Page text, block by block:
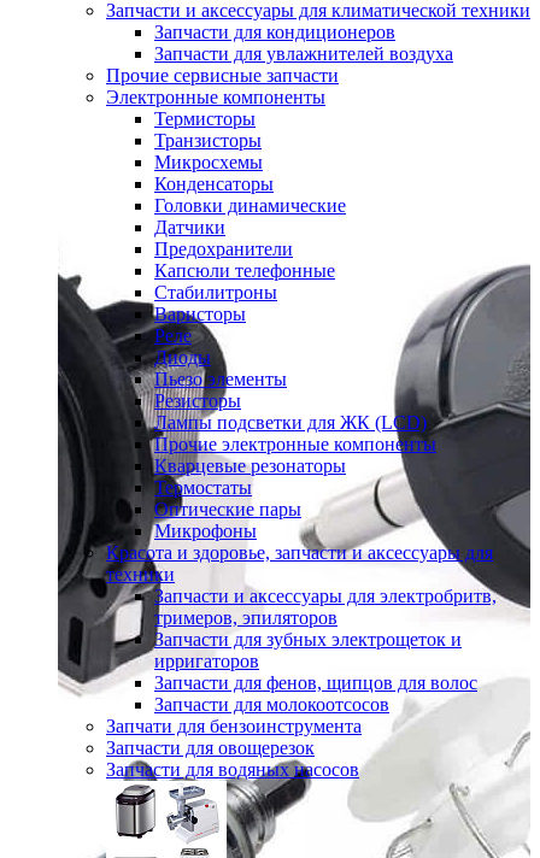
Запчасти и аксессуары для климатической техники
Запчасти для кондиционеров
Запчасти для увлажнителей воздуха
Прочие сервисные запчасти
Электронные компоненты
Термисторы
Транзисторы
Микросхемы
Конденсаторы
Головки динамические
Датчики
Предохранители
Капсюли телефонные
Стабилитроны
Варисторы
Реле
Диоды
Пьезо элементы
Резисторы
Лампы подсветки для ЖК (LCD)
Прочие электронные компоненты
Кварцевые резонаторы
Термостаты
Оптические пары
Микрофоны
Красота и здоровье, запчасти и аксессуары для
техники
Запчасти и аксессуары для электробритв,
тримеров, эпиляторов
Запчасти для зубных электрощеток и
ирригаторов
Запчасти для фенов, щипцов для волос
Запчасти для молокоотсосов
Запчати для бензоинструмента
Запчасти для овощерезок
Запчасти для водяных насосов